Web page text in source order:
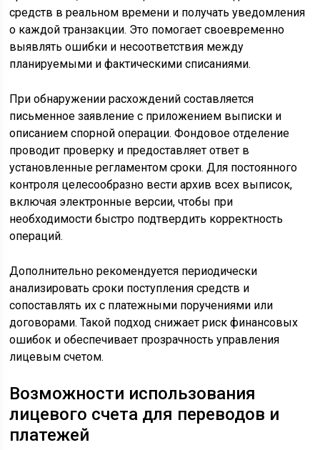
средств в реальном времени и получать уведомления
о каждой транзакции. Это помогает своевременно
выявлять ошибки и несоответствия между
планируемыми и фактическими списаниями.
При обнаружении расхождений составляется
письменное заявление с приложением выписки и
описанием спорной операции. Фондовое отделение
проводит проверку и предоставляет ответ в
установленные регламентом сроки. Для постоянного
контроля целесообразно вести архив всех выписок,
включая электронные версии, чтобы при
необходимости быстро подтвердить корректность
операций.
Дополнительно рекомендуется периодически
анализировать сроки поступления средств и
сопоставлять их с платежными поручениями или
договорами. Такой подход снижает риск финансовых
ошибок и обеспечивает прозрачность управления
лицевым счетом.
Возможности использования
лицевого счета для переводов и
платежей